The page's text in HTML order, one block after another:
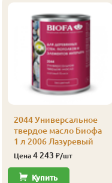
2044 Универсальное
твердое масло Биофа
1 л 2006 Лазуревый
Цена 4 243 ₽/шт
Купить